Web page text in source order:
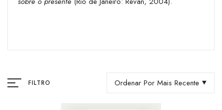
FILTRO Ordenar Por Mais Recente